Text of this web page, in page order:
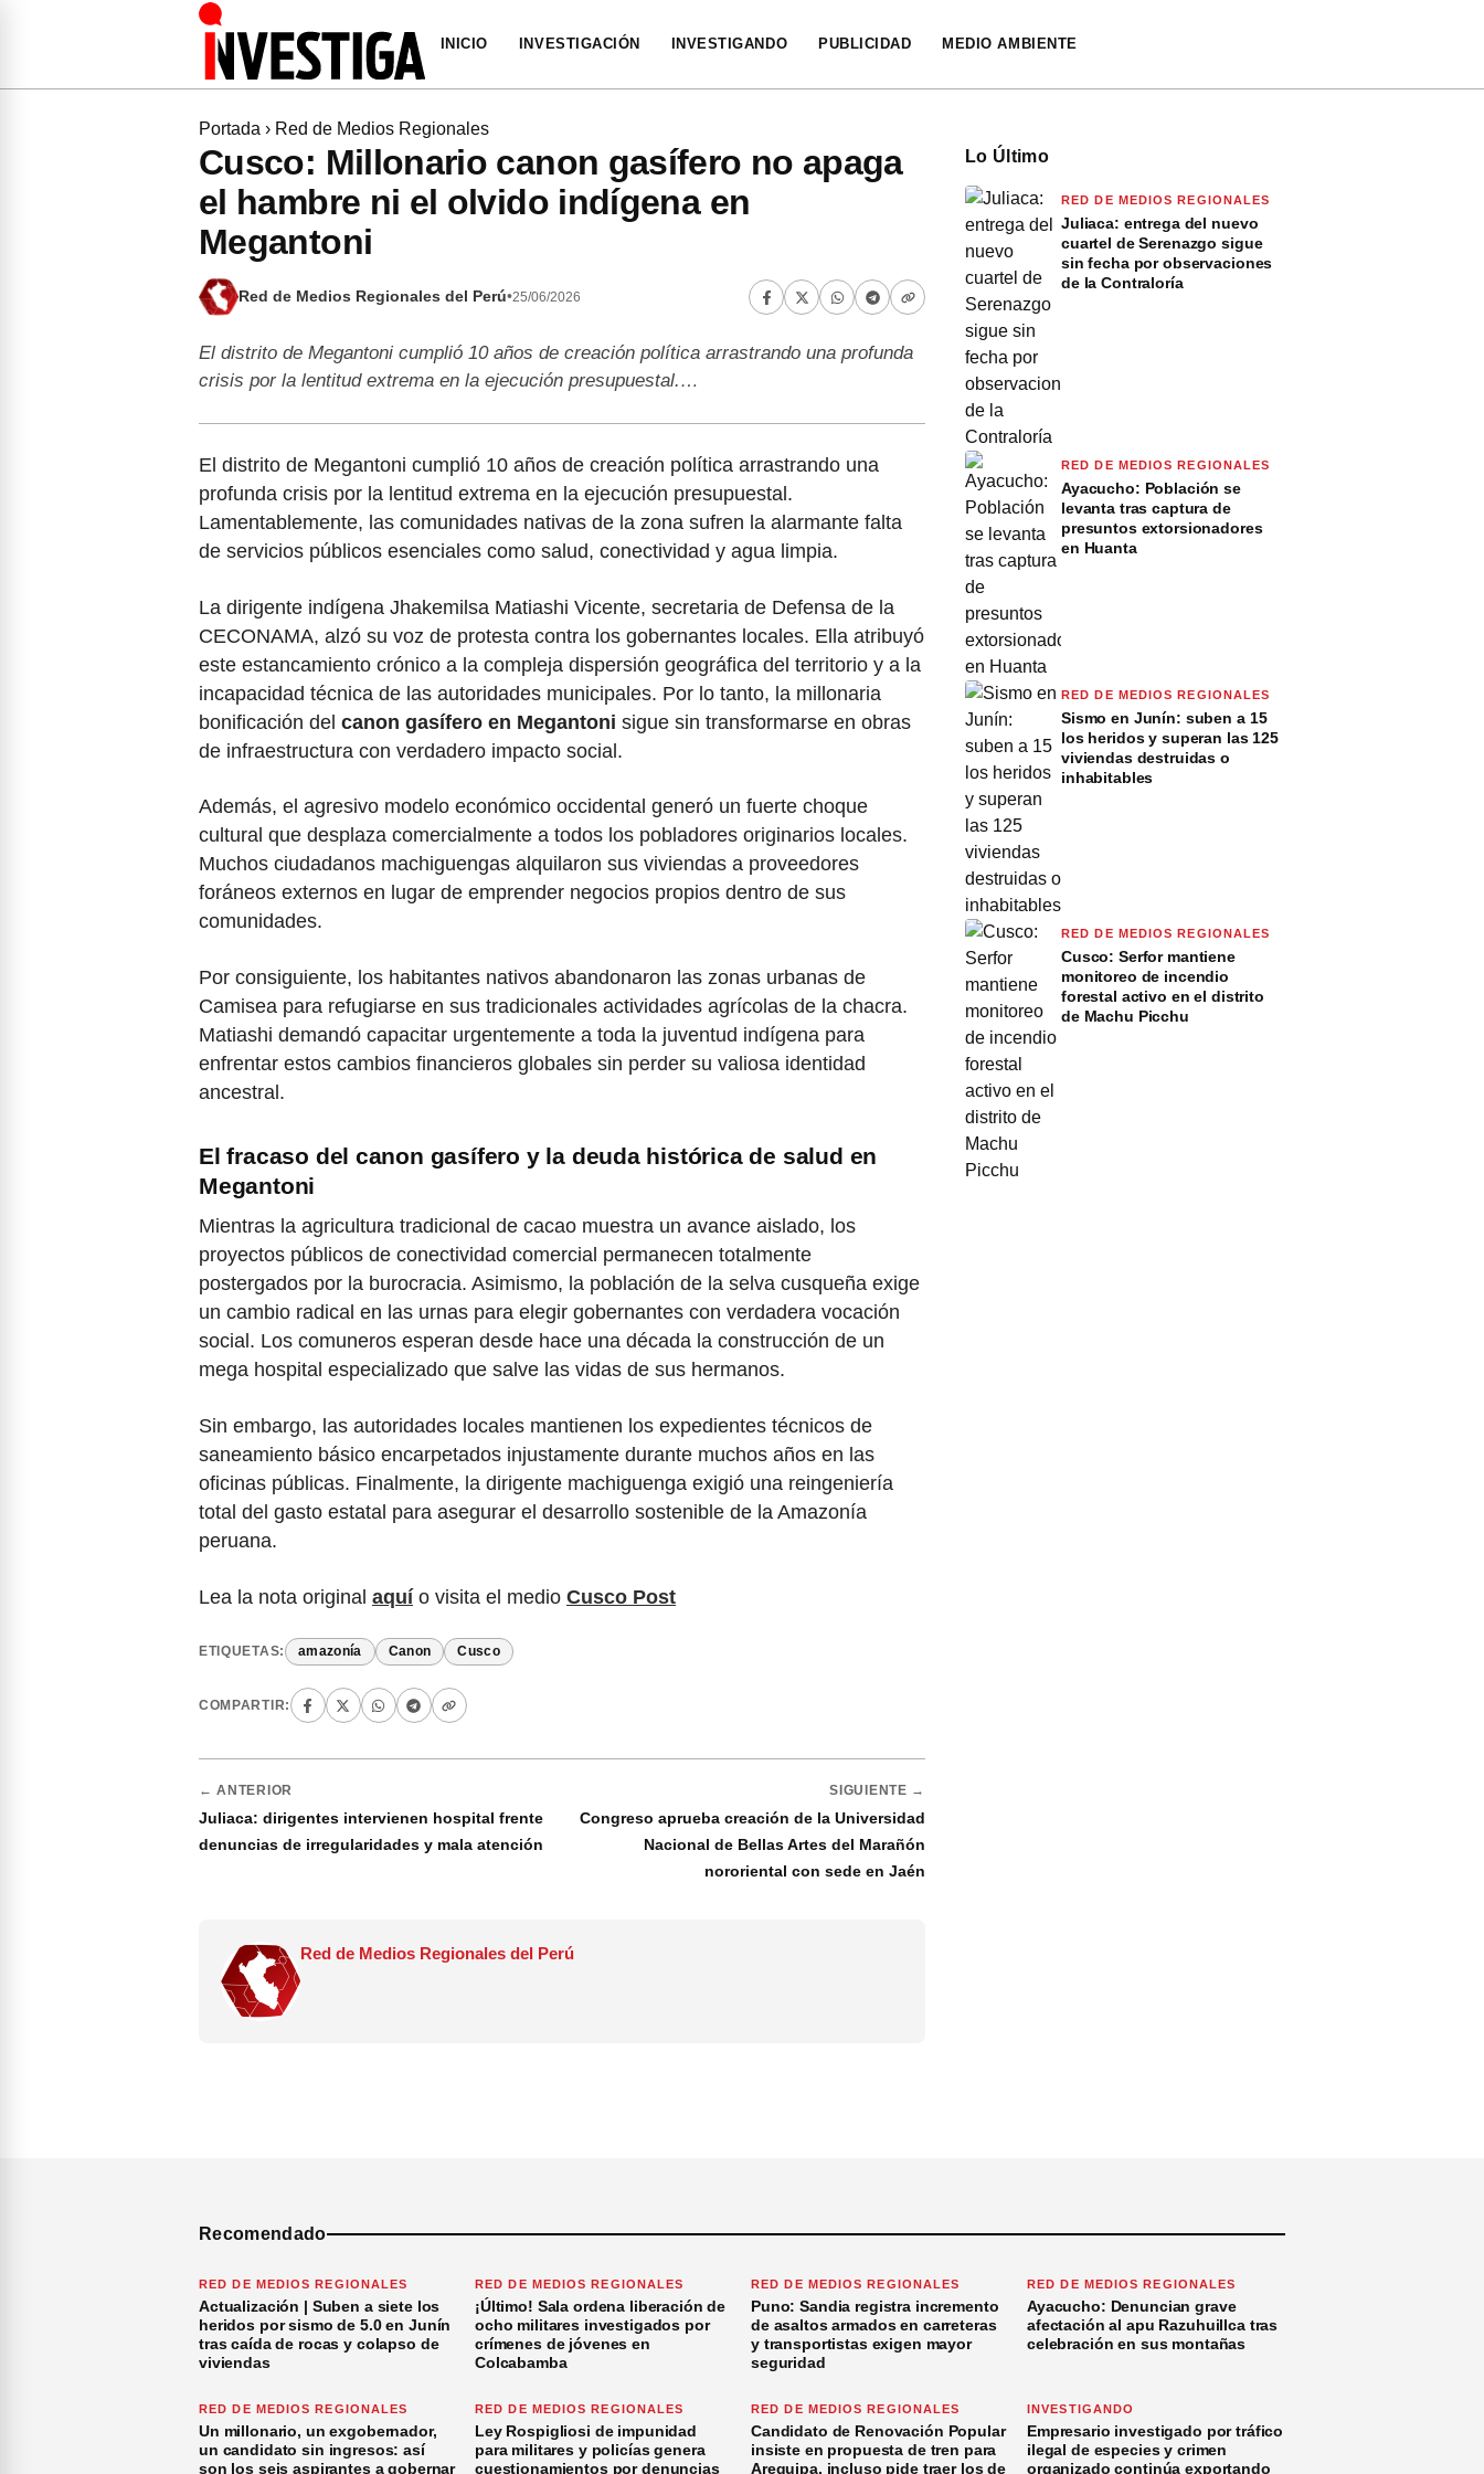
INICIO INVESTIGACIÓN INVESTIGANDO PUBLICIDAD MEDIO AMBIENTE
Portada › Red de Medios Regionales
Cusco: Millonario canon gasífero no apaga
el hambre ni el olvido indígena en
Megantoni
Red de Medios Regionales del Perú•25/06/2026
El distrito de Megantoni cumplió 10 años de creación política arrastrando una profunda
crisis por la lentitud extrema en la ejecución presupuestal.…
El distrito de Megantoni cumplió 10 años de creación política arrastrando una
profunda crisis por la lentitud extrema en la ejecución presupuestal.
Lamentablemente, las comunidades nativas de la zona sufren la alarmante falta
de servicios públicos esenciales como salud, conectividad y agua limpia.
La dirigente indígena Jhakemilsa Matiashi Vicente, secretaria de Defensa de la
CECONAMA, alzó su voz de protesta contra los gobernantes locales. Ella atribuyó
este estancamiento crónico a la compleja dispersión geográfica del territorio y a la
incapacidad técnica de las autoridades municipales. Por lo tanto, la millonaria
bonificación del canon gasífero en Megantoni sigue sin transformarse en obras
de infraestructura con verdadero impacto social.
Además, el agresivo modelo económico occidental generó un fuerte choque
cultural que desplaza comercialmente a todos los pobladores originarios locales.
Muchos ciudadanos machiguengas alquilaron sus viviendas a proveedores
foráneos externos en lugar de emprender negocios propios dentro de sus
comunidades.
Por consiguiente, los habitantes nativos abandonaron las zonas urbanas de
Camisea para refugiarse en sus tradicionales actividades agrícolas de la chacra.
Matiashi demandó capacitar urgentemente a toda la juventud indígena para
enfrentar estos cambios financieros globales sin perder su valiosa identidad
ancestral.
El fracaso del canon gasífero y la deuda histórica de salud en
Megantoni
Mientras la agricultura tradicional de cacao muestra un avance aislado, los
proyectos públicos de conectividad comercial permanecen totalmente
postergados por la burocracia. Asimismo, la población de la selva cusqueña exige
un cambio radical en las urnas para elegir gobernantes con verdadera vocación
social. Los comuneros esperan desde hace una década la construcción de un
mega hospital especializado que salve las vidas de sus hermanos.
Sin embargo, las autoridades locales mantienen los expedientes técnicos de
saneamiento básico encarpetados injustamente durante muchos años en las
oficinas públicas. Finalmente, la dirigente machiguenga exigió una reingeniería
total del gasto estatal para asegurar el desarrollo sostenible de la Amazonía
peruana.
Lea la nota original aquío visita el medio Cusco Post
ETIQUETAS: amazonía Canon Cusco
COMPARTIR:
← ANTERIOR
Juliaca: dirigentes intervienen hospital frente
denuncias de irregularidades y mala atención
SIGUIENTE →
Congreso aprueba creación de la Universidad
Nacional de Bellas Artes del Marañón
nororiental con sede en Jaén
Red de Medios Regionales del Perú
Lo Último
RED DE MEDIOS REGIONALES
Juliaca: entrega del nuevo
cuartel de Serenazgo sigue
sin fecha por observaciones
de la Contraloría
RED DE MEDIOS REGIONALES
Ayacucho: Población se
levanta tras captura de
presuntos extorsionadores
en Huanta
RED DE MEDIOS REGIONALES
Sismo en Junín: suben a 15
los heridos y superan las 125
viviendas destruidas o
inhabitables
RED DE MEDIOS REGIONALES
Cusco: Serfor mantiene
monitoreo de incendio
forestal activo en el distrito
de Machu Picchu
Recomendado
RED DE MEDIOS REGIONALES
Actualización | Suben a siete los
heridos por sismo de 5.0 en Junín
tras caída de rocas y colapso de
viviendas
RED DE MEDIOS REGIONALES
¡Último! Sala ordena liberación de
ocho militares investigados por
crímenes de jóvenes en
Colcabamba
RED DE MEDIOS REGIONALES
Puno: Sandia registra incremento
de asaltos armados en carreteras
y transportistas exigen mayor
seguridad
RED DE MEDIOS REGIONALES
Ayacucho: Denuncian grave
afectación al apu Razuhuillca tras
celebración en sus montañas
RED DE MEDIOS REGIONALES
Un millonario, un exgobernador,
un candidato sin ingresos: así
son los seis aspirantes a gobernar
RED DE MEDIOS REGIONALES
Ley Rospigliosi de impunidad
para militares y policías genera
cuestionamientos por denuncias
RED DE MEDIOS REGIONALES
Candidato de Renovación Popular
insiste en propuesta de tren para
Arequipa, incluso pide traer los de
INVESTIGANDO
Empresario investigado por tráfico
ilegal de especies y crimen
organizado continúa exportando